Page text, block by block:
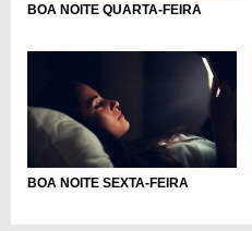
BOA NOITE QUARTA-FEIRA
BOA NOITE SEXTA-FEIRA